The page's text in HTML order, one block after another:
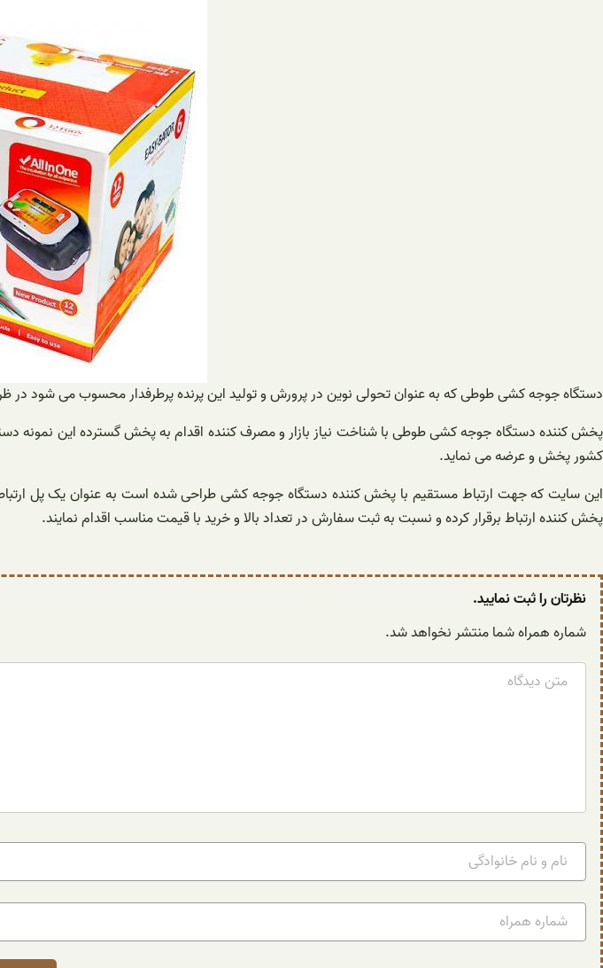
دستگاه جوجه کشی طوطی که به‌ عنوان تحولی نوین در پرورش و تولید این پرنده پرطرفدار محسوب می ‌شود در
پخش کننده دستگاه جوجه کشی طوطی با شناخت نیاز بازار و مصرف ‌کننده اقدام به پخش گسترده این نمونه
کشور پخش و عرضه می‌ نماید.
این سایت که جهت ارتباط مستقیم با پخش ‌کننده دستگاه جوجه کشی طراحی شده است به‌ عنوان یک پل
پخش کننده ارتباط برقرار کرده و نسبت به ثبت سفارش در تعداد بالا و خرید با قیمت مناسب اقدام نمایند.
نظرتان را ثبت نمایید.
شماره همراه شما منتشر نخواهد شد.